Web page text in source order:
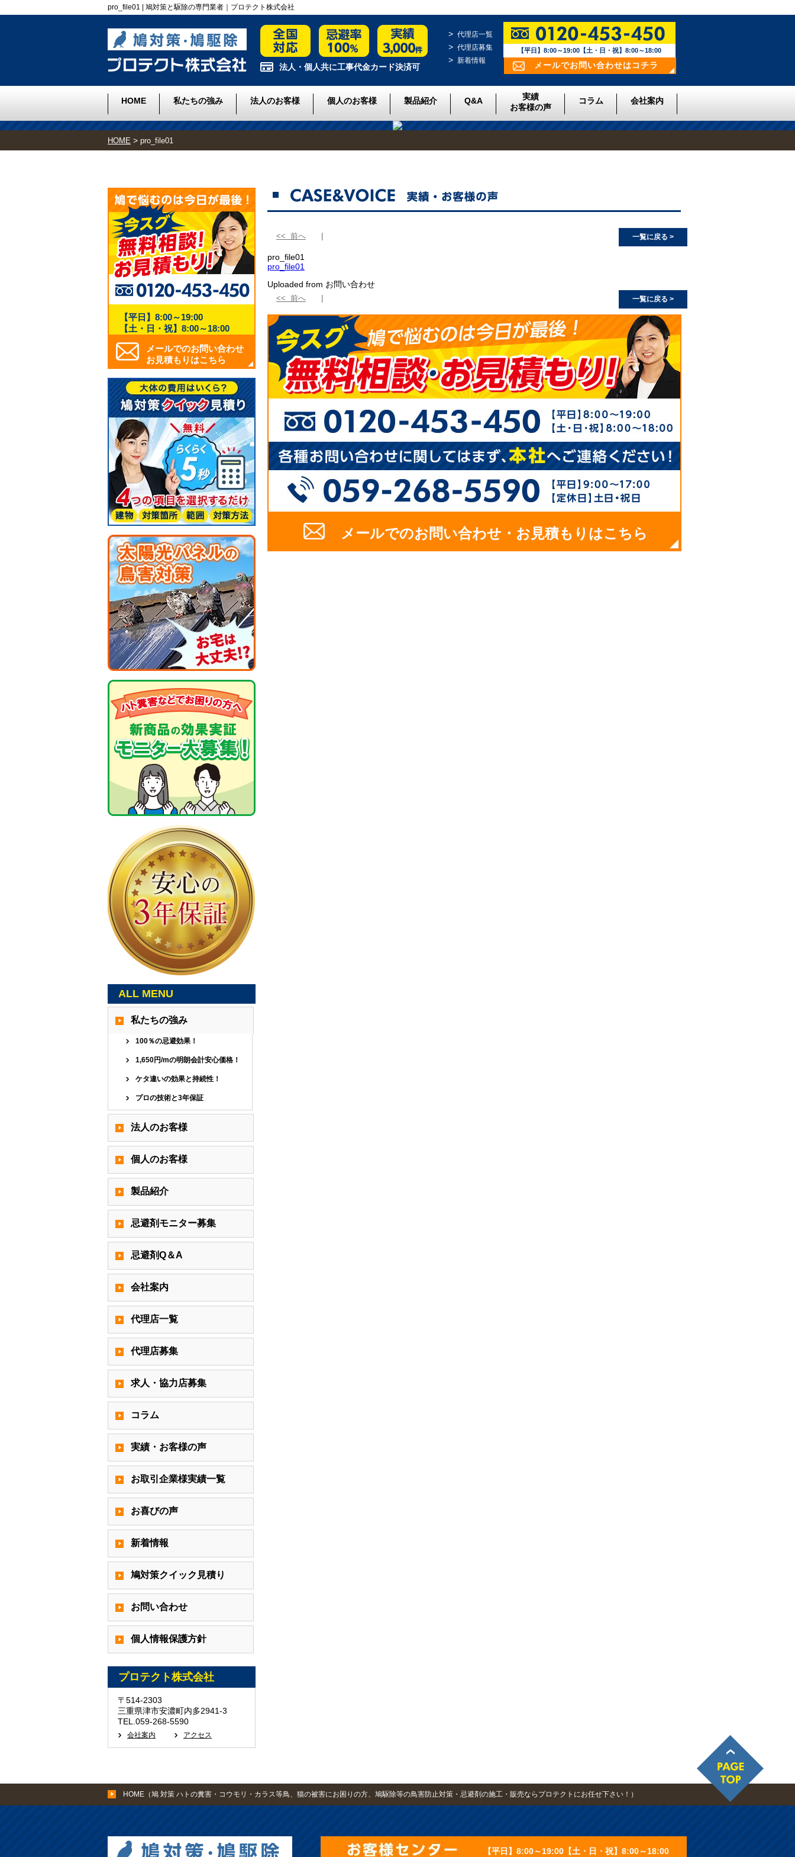
pro_file01 | 鳩対策と駆除の専門業者｜プロテクト株式会社
法人・個人共に工事代金カード決済可
代理店一覧
代理店募集
新着情報
【平日】8:00～19:00【土・日・祝】8:00～18:00
メールでお問い合わせはコチラ
HOME 私たちの強み 法人のお客様 個人のお客様 製品紹介 Q&A
実績
お客様の声
コラム 会社案内
HOME > pro_file01
【平日】8:00～19:00
【土・日・祝】8:00～18:00
メールでのお問い合わせ
お見積もりはこちら
ALL MENU
私たちの強み
100％の忌避効果！
1,650円/mの明朗会計安心価格！
ケタ違いの効果と持続性！
プロの技術と3年保証
法人のお客様
個人のお客様
製品紹介
忌避剤モニター募集
忌避剤Q＆A
会社案内
代理店一覧
代理店募集
求人・協力店募集
コラム
実績・お客様の声
お取引企業様実績一覧
お喜びの声
新着情報
鳩対策クイック見積り
お問い合わせ
個人情報保護方針
プロテクト株式会社
〒514-2303
三重県津市安濃町内多2941-3
TEL.059-268-5590
会社案内 アクセス
<< 前へ 一覧に戻る >
pro_file01
pro_file01
Uploaded from お問い合わせ
<< 前へ 一覧に戻る >
メールでのお問い合わせ・お見積もりはこちら
HOME（鳩 対策 ハトの糞害・コウモリ・カラス等鳥、猫の被害にお困りの方、鳩駆除等の鳥害防止対策・忌避剤の施工・販売ならプロテクトにお任せ下さい！）
【平日】8:00～19:00【土・日・祝】8:00～18:00